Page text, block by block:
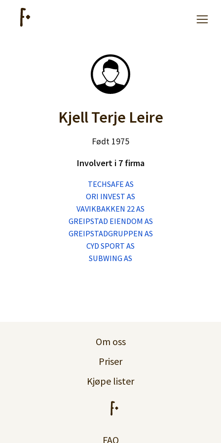
Kjøpe lister
Lag konto
Kjell Terje Leire
Født 1975
Involvert i 7 firma
TECHSAFE AS
ORI INVEST AS
VAVIKBAKKEN 22 AS
GREIPSTAD EIENDOM AS
GREIPSTADGRUPPEN AS
CYD SPORT AS
SUBWING AS
Om oss
Priser
Kjøpe lister
FAQ